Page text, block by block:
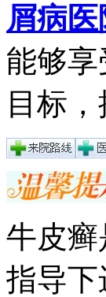
屑病医
能够
目标
牛皮
指导下